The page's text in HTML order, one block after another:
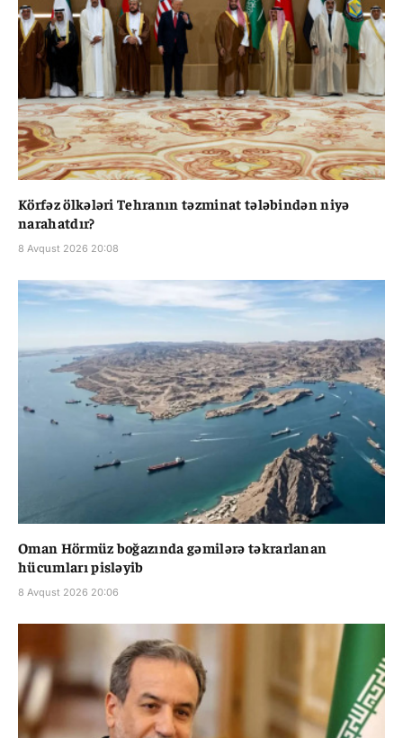
Körfəz ölkələri Tehranın təzminat tələbindən niyə
narahatdır?
8 Avqust 2026 20:08
Oman Hörmüz boğazında gəmilərə təkrarlanan
hücumları pisləyib
8 Avqust 2026 20:06